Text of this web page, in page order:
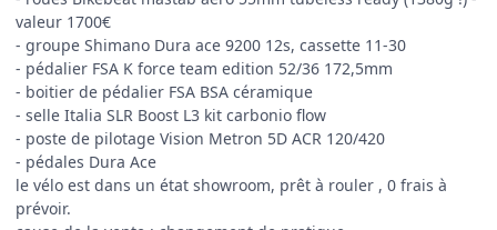
valeur 1700€
- groupe Shimano Dura ace 9200 12s, cassette 11-30
- pédalier FSA K force team edition 52/36 172,5mm
- boitier de pédalier FSA BSA céramique
- selle Italia SLR Boost L3 kit carbonio flow
- poste de pilotage Vision Metron 5D ACR 120/420
- pédales Dura Ace
le vélo est dans un état showroom, prêt à rouler , 0 frais à
prévoir.